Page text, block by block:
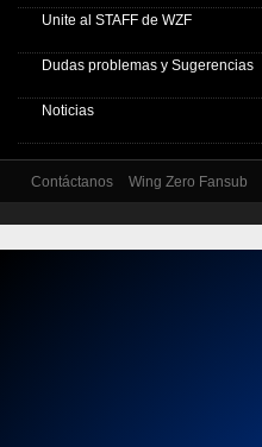
Unite al STAFF de WZF
Dudas problemas y Sugerencias
Noticias
Contáctanos Wing Zero Fansub